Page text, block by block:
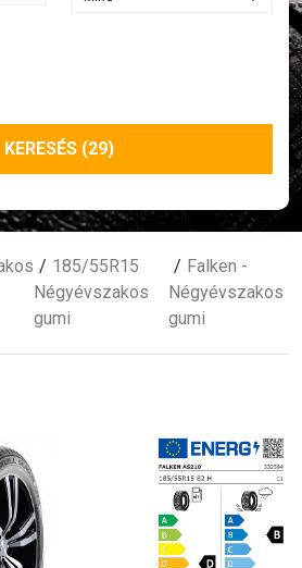
KERESÉS (29)
185/55R15
Négyévszakos
gumi
Falken -
Négyévszakos
gumi